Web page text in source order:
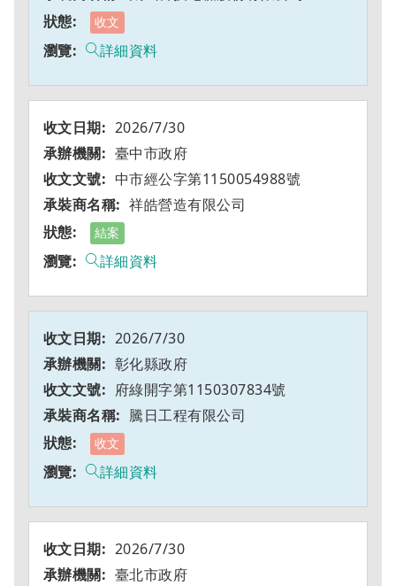
收文
詳細資料
2026/7/30
臺中市政府
中市經公字第1150054988號
祥皓營造有限公司
結案
詳細資料
2026/7/30
彰化縣政府
府綠開字第1150307834號
騰日工程有限公司
收文
詳細資料
2026/7/30
臺北市政府